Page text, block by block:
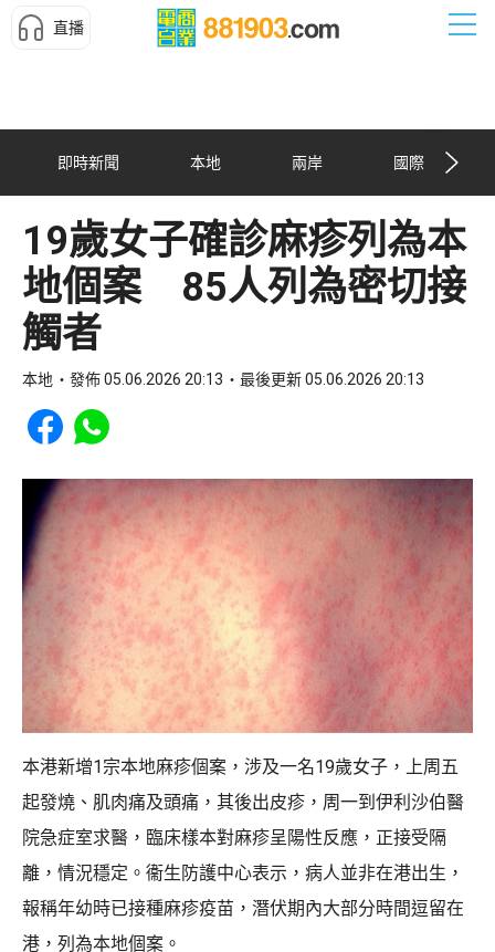
直播
即時新聞 本地 兩岸 國際
19歲女子確診麻疹列為本
地個案 85人列為密切接
觸者
本地 發佈 05.06.2026 20:13 最後更新 05.06.2026 20:13
Share to Facebook
Share to WhatsApp
本港新增1宗本地麻疹個案，涉及一名19歲女子，上周五
起發燒、肌肉痛及頭痛，其後出皮疹，周一到伊利沙伯醫
院急症室求醫，臨床樣本對麻疹呈陽性反應，正接受隔
離，情況穩定。衞生防護中心表示，病人並非在港出生，
報稱年幼時已接種麻疹疫苗，潛伏期內大部分時間逗留在
港，列為本地個案。